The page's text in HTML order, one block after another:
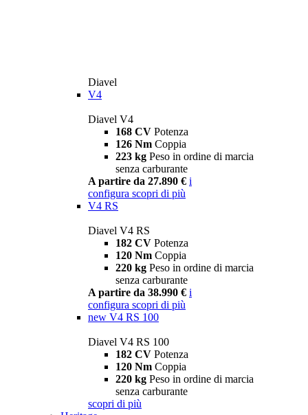
Diavel
V4
Diavel V4
168 CV Potenza
126 Nm Coppia
223 kg Peso in ordine di marcia
senza carburante
A partire da 27.890 € i
configura scopri di più
V4 RS
Diavel V4 RS
182 CV Potenza
120 Nm Coppia
220 kg Peso in ordine di marcia
senza carburante
A partire da 38.990 € i
configura scopri di più
new V4 RS 100
Diavel V4 RS 100
182 CV Potenza
120 Nm Coppia
220 kg Peso in ordine di marcia
senza carburante
scopri di più